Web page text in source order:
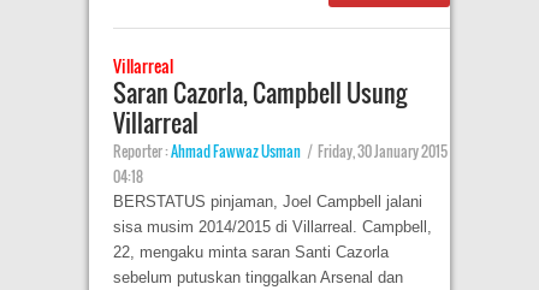
Villarreal
Saran Cazorla, Campbell Usung
Villarreal
Reporter :Ahmad Fawwaz Usman | Friday, 30 January 2015
04:18
BERSTATUS pinjaman, Joel Campbell jalani
sisa musim 2014/2015 di Villarreal. Campbell,
22, mengaku minta saran Santi Cazorla
sebelum putuskan tinggalkan Arsenal dan